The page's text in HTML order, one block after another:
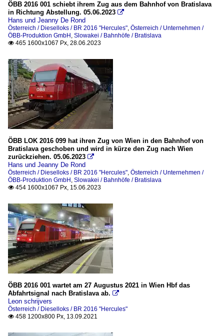
ÖBB 2016 001 schiebt ihrem Zug aus dem Bahnhof von Bratislava
in Richtung Abstellung. 05.06.2023 
Hans und Jeanny De Rond
Österreich / Dieselloks / BR 2016 "Hercules", Österreich / Unternehmen /
ÖBB-Produktion GmbH , Slowakei / Bahnhöfe / Bratislava
 465 1600x1067 Px, 28.06.2023
ÖBB LOK 2016 099 hat ihren Zug von Wien in den Bahnhof von
Bratislava geschoben und wird in kürze den Zug nach Wien
zurückziehen. 05.06.2023 
Hans und Jeanny De Rond
Österreich / Dieselloks / BR 2016 "Hercules", Österreich / Unternehmen /
ÖBB-Produktion GmbH , Slowakei / Bahnhöfe / Bratislava
 454 1600x1067 Px, 15.06.2023
ÖBB 2016 001 wartet am 27 Augustus 2021 in Wien Hbf das
Abfahrtsignal nach Bratislava ab. 
Leon schrijvers
Österreich / Dieselloks / BR 2016 "Hercules"
 458 1200x800 Px, 13.09.2021